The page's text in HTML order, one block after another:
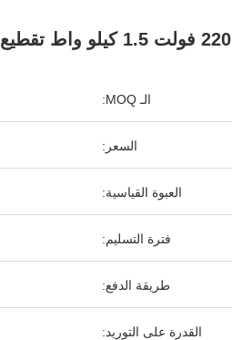
220 فولت 1.5 كيلو واط تقطيع اللحم المفروم
الـ MOQ:
السعر:
العبوة القياسية:
فترة التسليم:
طريقة الدفع:
القدرة على التوريد: